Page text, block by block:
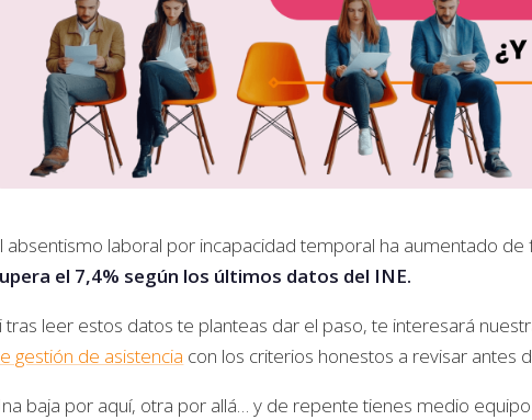
absentismo laboral por incapacidad temporal ha aumentado
el 7,4% según los últimos datos del INE.
tras leer estos datos te planteas dar el paso, te interesará
gestión de asistencia con los criterios honestos a revisar antes
baja por aquí, otra por allá… y de repente tienes medio